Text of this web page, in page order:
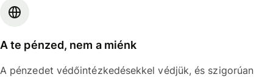
A te pénzed, nem a miénk
A pénzedet védőintézkedésekkel védjük, és szigorúan